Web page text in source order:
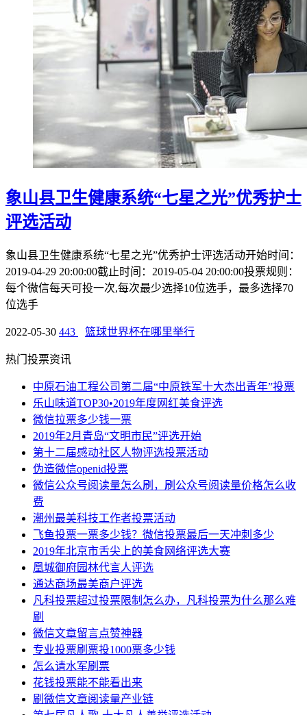
象山县卫生健康系统“七星之光”优秀护士
评选活动
象山县卫生健康系统“七星之光”优秀护士评选活动开始时间：
2019-04-29 20:00:00截止时间：2019-05-04 20:00:00投票规则：
每个微信每天可投一次,每次最少选择10位选手，最多选择70
位选手
2022-05-30 443 篮球世界杯在哪里举行
热门投票资讯
中原石油工程公司第二届“中原铁军十大杰出青年”投票
乐山味道TOP30•2019年度网红美食评选
微信拉票多少钱一票
2019年2月青岛“文明市民”评选开始
第十二届感动社区人物评选投票活动
伪造微信openid投票
微信公众号阅读量怎么刷，刷公众号阅读量价格怎么收
费
潮州最美科技工作者投票活动
飞鱼投票一票多少钱？微信投票最后一天冲刺多少
2019年北京市舌尖上的美食网络评选大赛
凰城御府园林代言人评选
通达商场最美商户评选
凡科投票超过投票限制怎么办，凡科投票为什么那么难
刷
微信文章留言点赞神器
专业投票刷票投1000票多少钱
怎么请水军刷票
花钱投票能不能看出来
刷微信文章阅读量产业链